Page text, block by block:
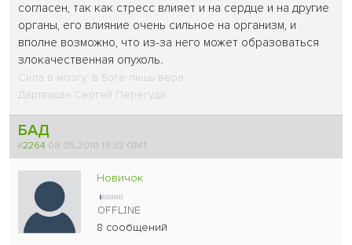
согласен, так как стресс влияет и на сердце и на другие
органы, его влияние очень сильное на организм, и
вполне возможно, что из-за него может образоваться
злокачественная опухоль.
Сила в мозгу, в Боге лишь вера.
Дартвидан Сергей Перегуда
БАД
#2264 08.05.2010 19:32 GMT
Новичок
8 сообщений